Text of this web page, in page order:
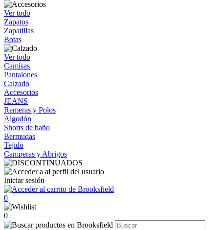
Ver todo
Zapatos
Zapatillas
Botas
Ver todo
Camisas
Pantalones
Calzado
Accesorios
JEANS
Remeras y Polos
Algodón
Shorts de baño
Bermudas
Tejido
Camperas y Abrigos
Iniciar sesión
0
0